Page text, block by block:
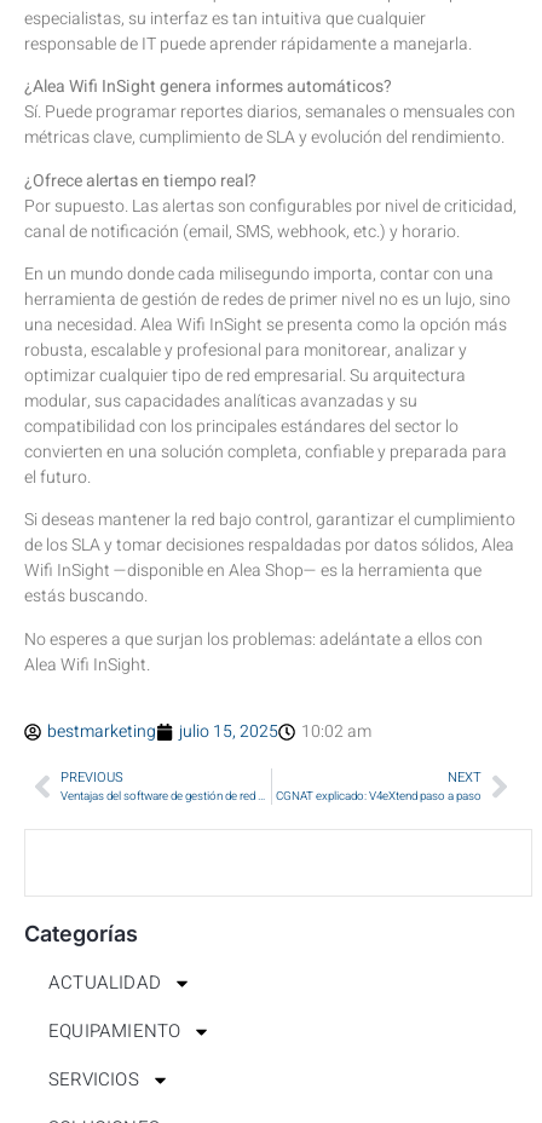
especialistas, su interfaz es tan intuitiva que cualquier
responsable de IT puede aprender rápidamente a manejarla.
¿Alea Wifi InSight genera informes automáticos?
Sí. Puede programar reportes diarios, semanales o mensuales con
métricas clave, cumplimiento de SLA y evolución del rendimiento.
¿Ofrece alertas en tiempo real?
Por supuesto. Las alertas son configurables por nivel de criticidad,
canal de notificación (email, SMS, webhook, etc.) y horario.
En un mundo donde cada milisegundo importa, contar con una
herramienta de gestión de redes de primer nivel no es un lujo, sino
una necesidad. Alea Wifi InSight se presenta como la opción más
robusta, escalable y profesional para monitorear, analizar y
optimizar cualquier tipo de red empresarial. Su arquitectura
modular, sus capacidades analíticas avanzadas y su
compatibilidad con los principales estándares del sector lo
convierten en una solución completa, confiable y preparada para
el futuro.
Si deseas mantener la red bajo control, garantizar el cumplimiento
de los SLA y tomar decisiones respaldadas por datos sólidos, Alea
Wifi InSight —disponible en Alea Shop— es la herramienta que
estás buscando.
No esperes a que surjan los problemas: adelántate a ellos con
Alea Wifi InSight.
bestmarketing julio 15, 2025 10:02 am
PREVIOUS
Ventajas del software de gestión de red AleaFelix
NEXT
CGNAT explicado: V4eXtend paso a paso
Categorías
ACTUALIDAD
EQUIPAMIENTO
SERVICIOS